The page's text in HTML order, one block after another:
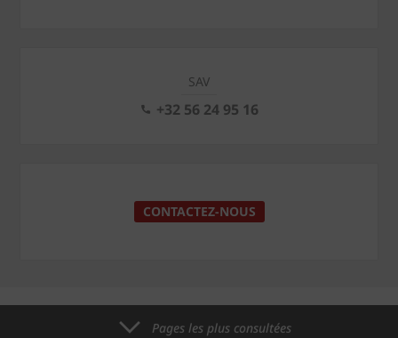
SAV
+32 56 24 95 16
CONTACTEZ-NOUS
Pages les plus consultées